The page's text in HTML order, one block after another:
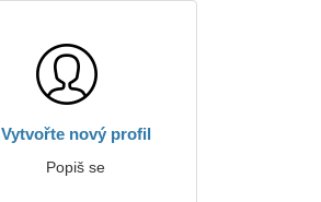
Vytvořte nový profil
Popiš se